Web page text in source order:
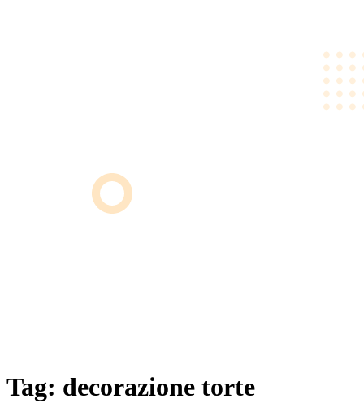
Tag: decorazione torte